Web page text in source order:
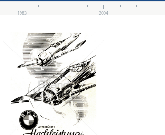
1983 2004
BMW
FLUGMOTORENBAU
BMW AG, München
1942